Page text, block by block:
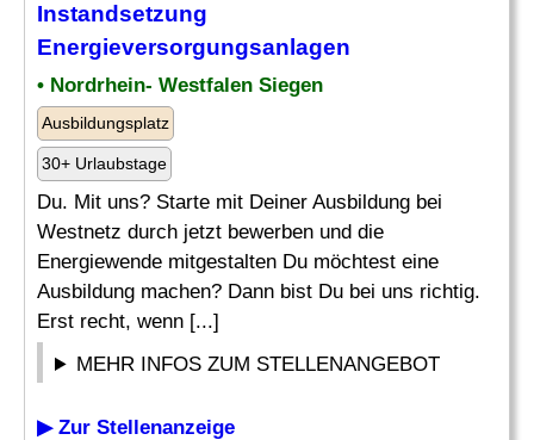
Instandsetzung
Energieversorgungsanlagen
• Nordrhein- Westfalen Siegen
Ausbildungsplatz
30+ Urlaubstage
Du. Mit uns? Starte mit Deiner Ausbildung bei
Westnetz durch jetzt bewerben und die
Energiewende mitgestalten Du möchtest eine
Ausbildung machen? Dann bist Du bei uns richtig.
Erst recht, wenn [...]
MEHR INFOS ZUM STELLENANGEBOT
▶ Zur Stellenanzeige